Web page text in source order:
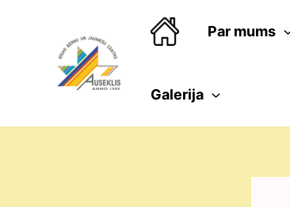
Par mums
Galerija